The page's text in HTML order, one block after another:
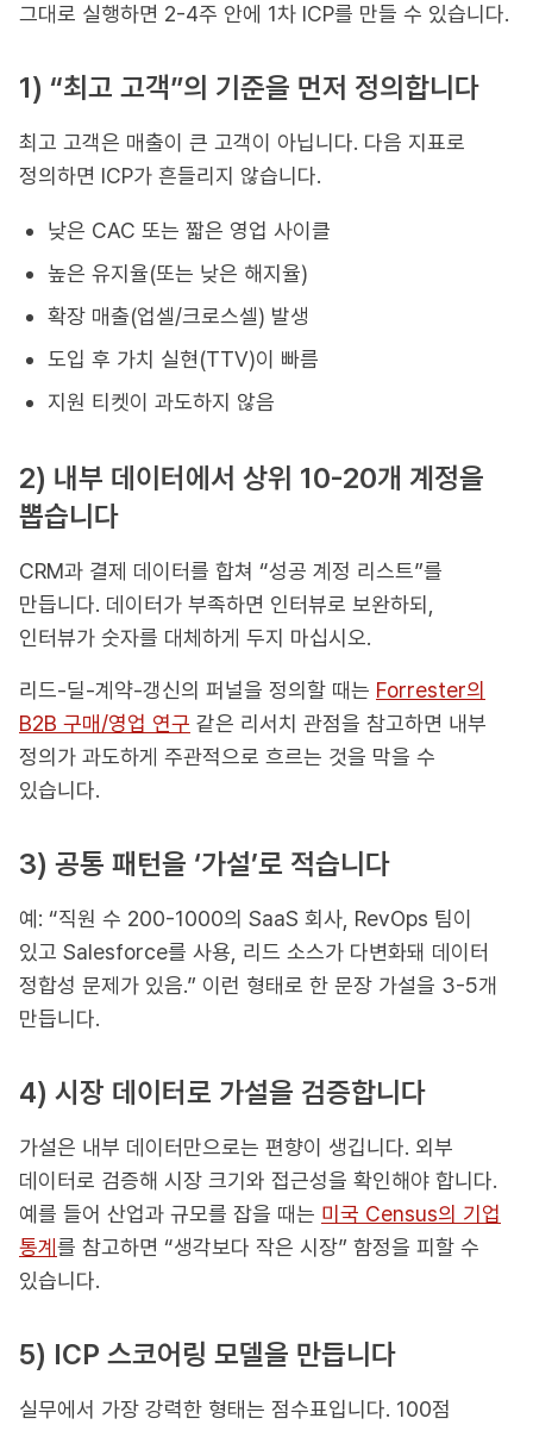
그대로 실행하면 2-4주 안에 1차 ICP를 만들 수 있습니다.
1) “최고 고객”의 기준을 먼저 정의합니다
최고 고객은 매출이 큰 고객이 아닙니다. 다음 지표로
정의하면 ICP가 흔들리지 않습니다.
낮은 CAC 또는 짧은 영업 사이클
높은 유지율(또는 낮은 해지율)
확장 매출(업셀/크로스셀) 발생
도입 후 가치 실현(TTV)이 빠름
지원 티켓이 과도하지 않음
2) 내부 데이터에서 상위 10-20개 계정을
뽑습니다
CRM과 결제 데이터를 합쳐 “성공 계정 리스트”를
만듭니다. 데이터가 부족하면 인터뷰로 보완하되,
인터뷰가 숫자를 대체하게 두지 마십시오.
리드-딜-계약-갱신의 퍼널을 정의할 때는 Forrester의
B2B 구매/영업 연구 같은 리서치 관점을 참고하면 내부
정의가 과도하게 주관적으로 흐르는 것을 막을 수
있습니다.
3) 공통 패턴을 ‘가설’로 적습니다
예: “직원 수 200-1000의 SaaS 회사, RevOps 팀이
있고 Salesforce를 사용, 리드 소스가 다변화돼 데이터
정합성 문제가 있음.” 이런 형태로 한 문장 가설을 3-5개
만듭니다.
4) 시장 데이터로 가설을 검증합니다
가설은 내부 데이터만으로는 편향이 생깁니다. 외부
데이터로 검증해 시장 크기와 접근성을 확인해야 합니다.
예를 들어 산업과 규모를 잡을 때는 미국 Census의 기업
통계 를 참고하면 “생각보다 작은 시장” 함정을 피할 수
있습니다.
5) ICP 스코어링 모델을 만듭니다
실무에서 가장 강력한 형태는 점수표입니다. 100점